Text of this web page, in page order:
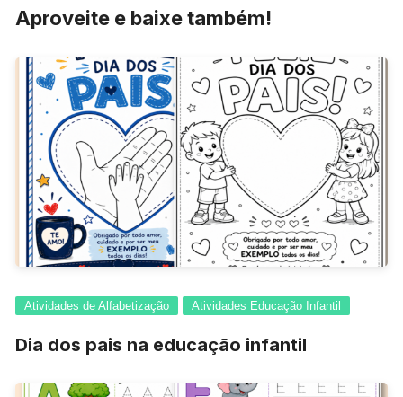
Aproveite e baixe também!
Atividades de Alfabetização Atividades Educação Infantil
Dia dos pais na educação infantil